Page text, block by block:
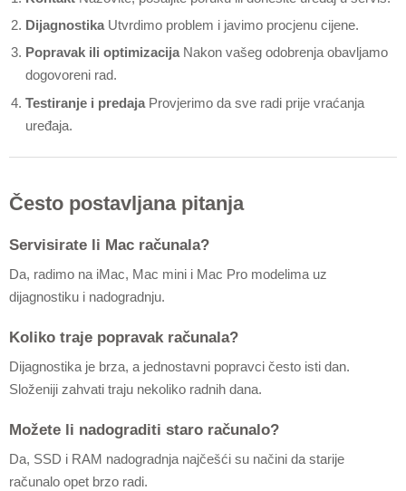
Dijagnostika Utvrdimo problem i javimo procjenu cijene.
Popravak ili optimizacijaNakon vašeg odobrenja obavljamo
dogovoreni rad.
Testiranje i predaja Provjerimo da sve radi prije vraćanja
uređaja.
Često postavljana pitanja
Servisirate li Mac računala?
Da, radimo na iMac, Mac mini i Mac Pro modelima uz
dijagnostiku i nadogradnju.
Koliko traje popravak računala?
Dijagnostika je brza, a jednostavni popravci često isti dan.
Složeniji zahvati traju nekoliko radnih dana.
Možete li nadograditi staro računalo?
Da, SSD i RAM nadogradnja najčešći su načini da starije
računalo opet brzo radi.